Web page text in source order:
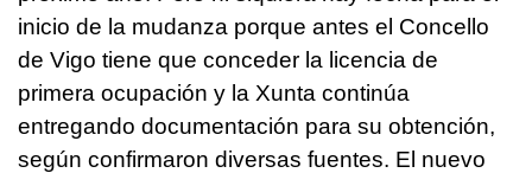
inicio de la mudanza porque antes el Concello
de Vigo tiene que conceder la licencia de
primera ocupación y la Xunta continúa
entregando documentación para su obtención,
según confirmaron diversas fuentes. El nuevo